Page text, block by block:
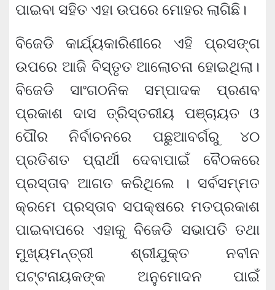
ପାଇବା ସହିତ ଏହା ଉପରେ ମୋହର ଲାଗିଛି।
ବିଜେଡି କାର୍ଯ୍ୟକାରିଣୀରେ ଏହି ପ୍ରସଙ୍ଗ
ଉପରେ ଆଜି ବିସ୍ତୃତ ଆଲୋଚନା ହୋଇଥିଲା।
ବିଜେଡି ସାଂଗଠନିକ ସମ୍ପାଦକ ପ୍ରଣବ
ପ୍ରକାଶ ଦାସ ତ୍ରିସ୍ତରୀୟ ପଞ୍ଚାୟତ ଓ
ପୌର ନିର୍ବାଚନରେ ପଛୁଆବର୍ଗରୁ ୪୦
ପ୍ରତିଶତ ପ୍ରାର୍ଥୀ ଦେବାପାଇଁ ବୈଠକରେ
ପ୍ରସ୍ତାବ ଆଗତ କରିଥିଲେ । ସର୍ବସମ୍ମତ
କ୍ରମେ ପ୍ରସ୍ତାବ ସପକ୍ଷରେ ମତପ୍ରକାଶ
ପାଇବାପରେ ଏହାକୁ ବିଜେଡି ସଭାପତି ତଥା
ମୁଖ୍ୟମନ୍ତ୍ରୀ ଶ୍ରୀଯୁକ୍ତ ନବୀନ
ପଟ୍ଟନାୟକଙ୍କ ଅନୁମୋଦନ ପାଇଁ